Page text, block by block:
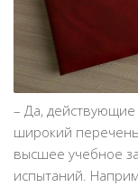
– Да,
широкий
высшее учебное
испытаний.